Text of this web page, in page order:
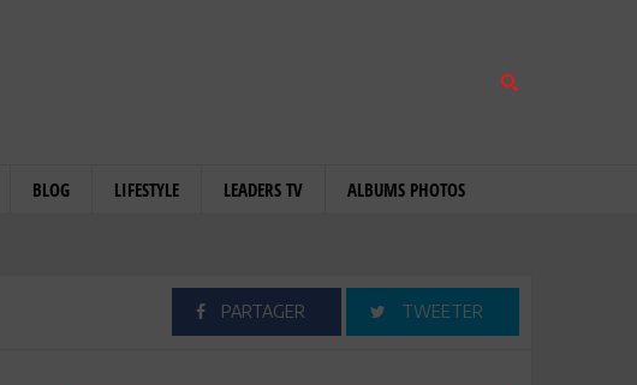
BLOG LIFESTYLE LEADERS TV ALBUMS PHOTOS
PARTAGER TWEETER